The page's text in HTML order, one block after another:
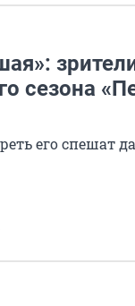
сезона
его спешат